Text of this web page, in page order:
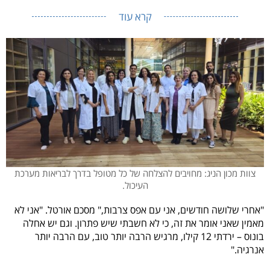
קרא עוד
צוות מכון הניג: מחויבים להצלחה של כל מטופל בדרך לבריאות מערכת
העיכול.
"אחרי שלושה חודשים, אני עם אפס צרבות," מסכם אורטל. "אני לא
מאמין שאני אומר את זה, כי לא חשבתי שיש פתרון. וגם יש אחלה
בונוס – ירדתי 12 קילו, מרגיש הרבה יותר טוב, עם הרבה יותר
אנרגיה."